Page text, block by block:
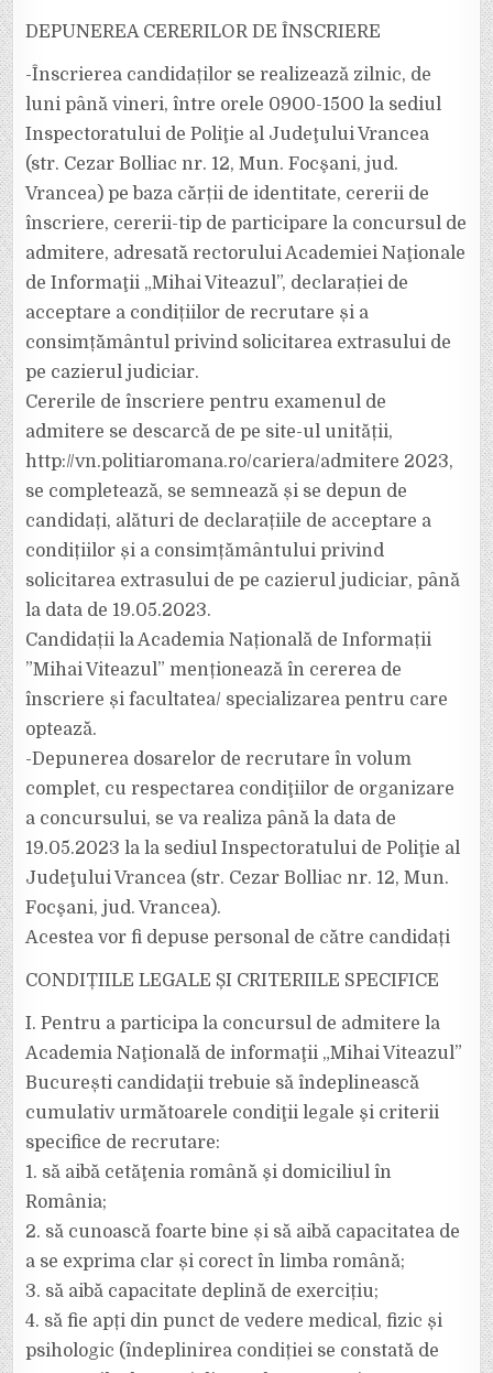
DEPUNEREA CERERILOR DE ÎNSCRIERE
-Înscrierea candidaților se realizează zilnic, de
luni până vineri, între orele 0900-1500 la sediul
Inspectoratului de Poliţie al Judeţului Vrancea
(str. Cezar Bolliac nr. 12, Mun. Focşani, jud.
Vrancea) pe baza cărții de identitate, cererii de
înscriere, cererii-tip de participare la concursul de
admitere, adresată rectorului Academiei Naţionale
de Informaţii „Mihai Viteazul”, declarației de
acceptare a condițiilor de recrutare și a
consimțământul privind solicitarea extrasului de
pe cazierul judiciar.
Cererile de înscriere pentru examenul de
admitere se descarcă de pe site-ul unității,
http://vn.politiaromana.ro/cariera/admitere 2023,
se completează, se semnează și se depun de
candidați, alături de declarațiile de acceptare a
condițiilor și a consimțământului privind
solicitarea extrasului de pe cazierul judiciar, până
la data de 19.05.2023.
Candidații la Academia Națională de Informații
”Mihai Viteazul” menționează în cererea de
înscriere și facultatea/ specializarea pentru care
optează.
-Depunerea dosarelor de recrutare în volum
complet, cu respectarea condiţiilor de organizare
a concursului, se va realiza până la data de
19.05.2023 la la sediul Inspectoratului de Poliţie al
Judeţului Vrancea (str. Cezar Bolliac nr. 12, Mun.
Focşani, jud. Vrancea).
Acestea vor fi depuse personal de către candidați
CONDIȚIILE LEGALE ȘI CRITERIILE SPECIFICE
I. Pentru a participa la concursul de admitere la
Academia Naţională de informaţii „Mihai Viteazul”
București candidaţii trebuie să îndeplinească
cumulativ următoarele condiţii legale şi criterii
specifice de recrutare:
1. să aibă cetăţenia română şi domiciliul în
România;
2. să cunoască foarte bine și să aibă capacitatea de
a se exprima clar și corect în limba română;
3. să aibă capacitate deplină de exercițiu;
4. să fie apți din punct de vedere medical, fizic și
psihologic (îndeplinirea condiției se constată de